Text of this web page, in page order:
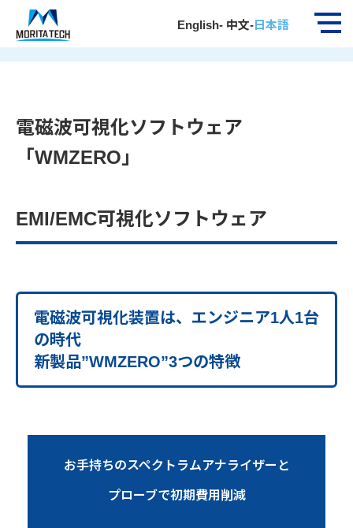
English- 中文-日本語
ホーム
電磁波可視化ソフトウェア「WMZERO」
…
電磁波可視化ソフトウェア
「WMZERO」
EMI/EMC可視化ソフトウェア
電磁波可視化装置は、エンジニア1人1台
の時代
新製品”WMZERO”3つの特徴
お手持ちのスペクトラムアナライザーと
プローブで初期費用削減